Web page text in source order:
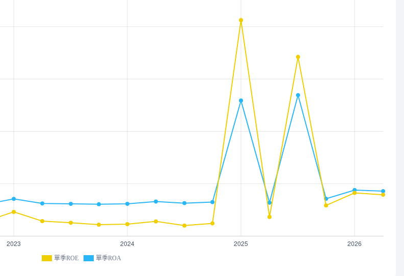
單季ROE 單季ROA